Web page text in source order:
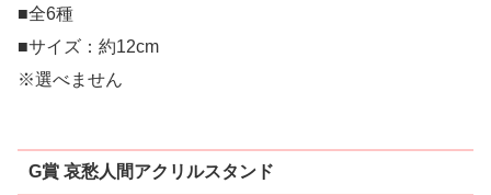
■全6種
■サイズ：約12cm
※選べません
G賞 哀愁人間アクリルスタンド